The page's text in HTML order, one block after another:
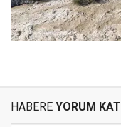
HABERE YORUM KAT